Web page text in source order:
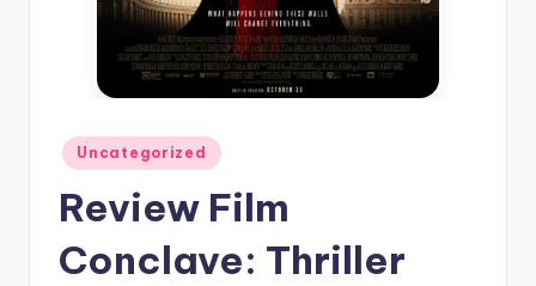
Posted
in
Uncategorized
Review Film
Conclave: Thriller